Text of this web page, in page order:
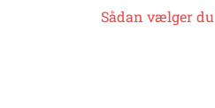
Sådan vælger du